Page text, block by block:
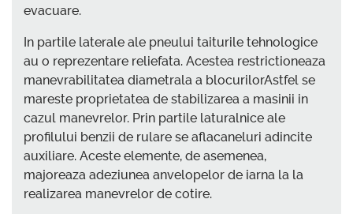
evacuare.
In partile laterale ale pneului taiturile tehnologice
au o reprezentare reliefata. Acestea restrictioneaza
manevrabilitatea diametrala a blocurilorAstfel se
mareste proprietatea de stabilizarea a masinii in
cazul manevrelor. Prin partile laturalnice ale
profilului benzii de rulare se aflacaneluri adincite
auxiliare. Aceste elemente, de asemenea,
majoreaza adeziunea anvelopelor de iarna la la
realizarea manevrelor de cotire.